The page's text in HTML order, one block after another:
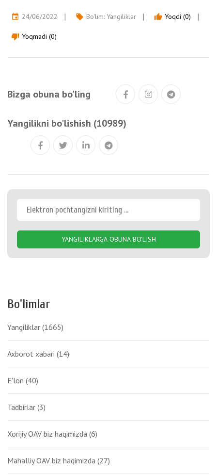
event 24/06/2022 local_offer Bo'lim: Yangiliklar thumb_up Yoqdi (0)
thumb_down Yoqmadi (0)
Bizga obuna bo'ling
Yangilikni bo'lishish (10989)
YANGILIKLARGA OBUNA BO'LISH
Bo'limlar
Yangiliklar (1665)
Axborot xabari (14)
E'lon (40)
Tadbirlar (3)
Xorijiy OAV biz haqimizda (6)
Mahalliy OAV biz haqimizda (27)